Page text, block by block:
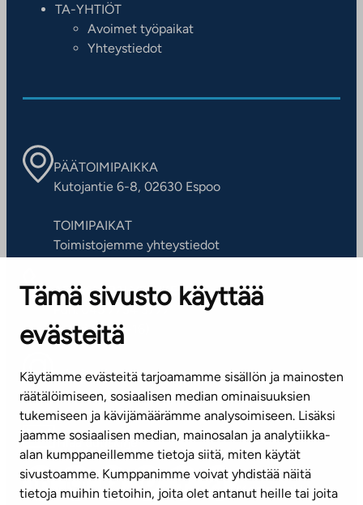
Tämä sivusto käyttää
evästeitä
Käytämme evästeitä tarjoamamme sisällön ja mainosten
räätälöimiseen, sosiaalisen median ominaisuuksien
tukemiseen ja kävijämäärämme analysoimiseen. Lisäksi
jaamme sosiaalisen median, mainosalan ja analytiikka-
alan kumppaneillemme tietoja siitä, miten käytät
sivustoamme. Kumppanimme voivat yhdistää näitä
tietoja muihin tietoihin, joita olet antanut heille tai joita
TA-YHTIÖT
Avoimet työpaikat
Yhteystiedot
PÄÄTOIMIPAIKKA
Kutojantie 6-8, 02630 Espoo
TOIMIPAIKAT
Toimistojemme yhteystiedot
ASIAKASPALVELUKESKUS
Puh. 045 7734 3777
(arkisin klo 8-16)
info@ta.fi
Tilaa uutiskirje
Mediapankki